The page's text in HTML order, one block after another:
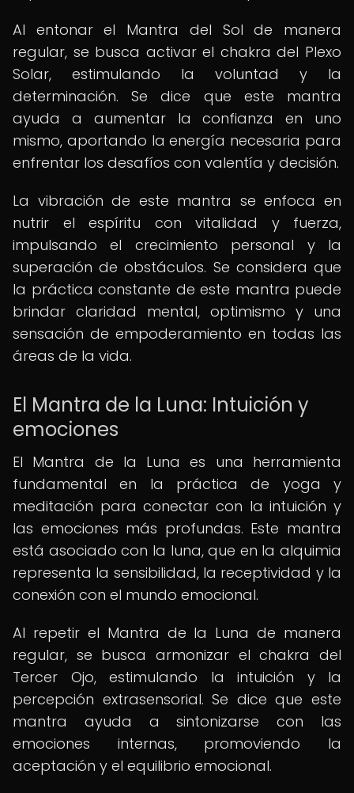
Al entonar el Mantra del Sol de manera
regular, se busca activar el chakra del Plexo
Solar, estimulando la voluntad y la
determinación. Se dice que este mantra
ayuda a aumentar la confianza en uno
mismo, aportando la energía necesaria para
enfrentar los desafíos con valentía y decisión.
La vibración de este mantra se enfoca en
nutrir el espíritu con vitalidad y fuerza,
impulsando el crecimiento personal y la
superación de obstáculos. Se considera que
la práctica constante de este mantra puede
brindar claridad mental, optimismo y una
sensación de empoderamiento en todas las
áreas de la vida.
El Mantra de la Luna: Intuición y
emociones
El Mantra de la Luna es una herramienta
fundamental en la práctica de yoga y
meditación para conectar con la intuición y
las emociones más profundas. Este mantra
está asociado con la luna, que en la alquimia
representa la sensibilidad, la receptividad y la
conexión con el mundo emocional.
Al repetir el Mantra de la Luna de manera
regular, se busca armonizar el chakra del
Tercer Ojo, estimulando la intuición y la
percepción extrasensorial. Se dice que este
mantra ayuda a sintonizarse con las
emociones internas, promoviendo la
aceptación y el equilibrio emocional.